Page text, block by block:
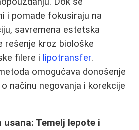
i pomade fokusiraju na
savremena estetska
rešenje kroz biološke
filere i lipotransfer.
omogućava donošenje
načinu negovanja i korekcije
usana: Temelj lepote i